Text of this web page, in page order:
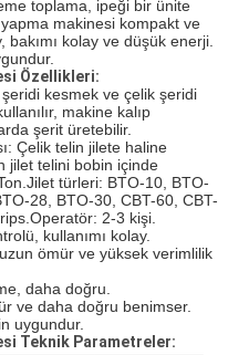
toplama, ipeği bir ünite
makinesi kompakt ve
bakımı kolay ve düşük enerji.
Özellikleri:
kesmek ve çelik şeridi
makine kalıp
şerit üretebilir.
Çelik telin jilete haline
jilet telini bobin içinde
türleri: BTO-10, BTO-
28, BTO-30, CBT-60, CBT-
2-3 kişi.
kullanımı kolay.
ömür ve yüksek verimlilik
daha doğru.
ve daha doğru benimser.
uygundur.
Teknik Parametreler: